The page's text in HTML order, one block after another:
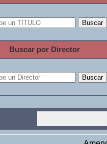
Buscar por Director